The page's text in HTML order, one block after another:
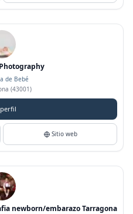
de Bebé
(43001)
Sitio web
newborn/embarazo Tarragona